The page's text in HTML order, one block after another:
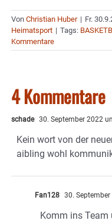
Von Christian Huber | Fr.
Heimatsport | Tags:
Kommentare
4 Kommentare
schade 30. September 2022
Kein wort von der
aibling wohl
Fan128 30.
Komm ins